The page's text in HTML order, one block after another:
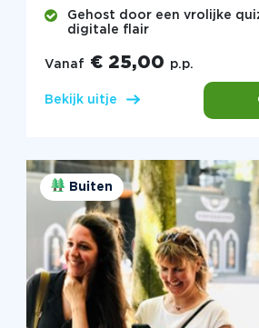
Gehost door een vrolijke
digitale flair
Vanaf € 25,00 p.p.
Bekijk uitje
Buiten